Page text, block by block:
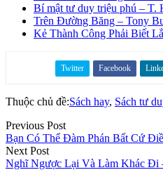
Bí mật tư duy triệu phú – T.
Trên Đường Băng – Tony
Kẻ Thành Công Phải Biết
Twitter Facebook
Thuộc chủ đề:Sách hay, Sách tư
Previous Post
Bạn Có Thể Đàm Phán Bất Cứ
Next Post
Nghĩ Ngược Lại Và Làm Khác Đi